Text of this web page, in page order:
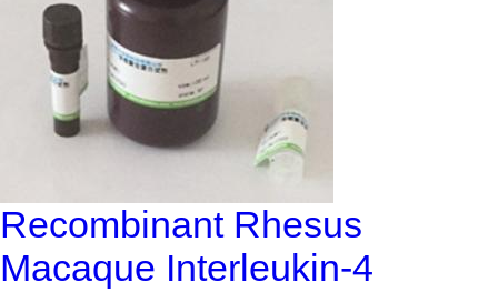
Recombinant Rhesus
Macaque Interleukin-4